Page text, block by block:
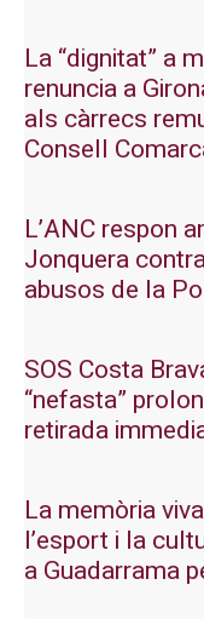
La “dignitat” a
renuncia a
als càrrecs
Consell
L’ANC respon
Jonquera
abusos de la
SOS Costa
“nefasta”
retirada
La memòria
l’esport i la
a Guadarrama